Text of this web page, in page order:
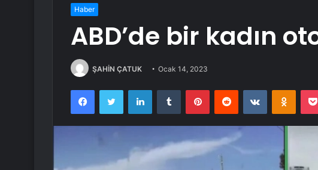
Haber
ABD’de bir kadın
ŞAHİN ÇATUK Ocak 14, 2023
FacebookTwitter LinkedInTumblr PinterestReddit VKontakte